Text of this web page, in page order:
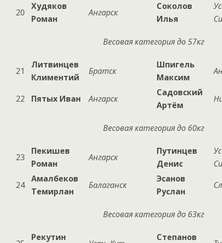
20
Худяков
Роман
Ангарск
Соколов
Илья
Весовая категория до 57кг
21
Литвинцев
Климентий
Братск
Шпигель
Максим
22 Пятых Иван Ангарск
Садовский
Артём
Весовая категория до 60кг
23
Пекишев
Роман
Ангарск
Путинцев
Денис
24
Амалбеков
Темирлан
Балаганск
Эсанов
Руслан
Весовая категория до 63кг
Рекутин
Степанов